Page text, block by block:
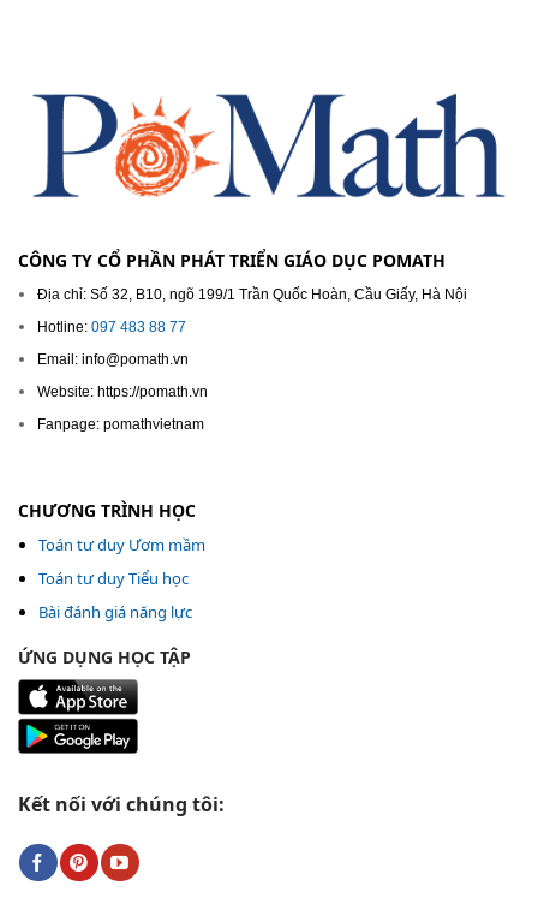
CÔNG TY CỔ PHẦN PHÁT TRIỂN GIÁO DỤC POMATH
Địa chỉ: Số 32, B10, ngõ 199/1 Trần Quốc Hoàn, Cầu Giấy, Hà Nội
Hotline: 097 483 88 77
Email: info@pomath.vn
Website: https://pomath.vn
Fanpage: pomathvietnam
CHƯƠNG TRÌNH HỌC
Toán tư duy Ươm mầm
Toán tư duy Tiểu học
Bài đánh giá năng lực
ỨNG DỤNG HỌC TẬP
Kết nối với chúng tôi: